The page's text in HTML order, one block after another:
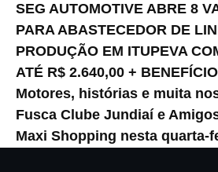
SEG AUTOMOTIVE ABRE 8
PARA ABASTECEDOR DE
PRODUÇÃO EM ITUPEVA
ATÉ R$ 2.640,00 +
Motores, histórias e muita
Fusca Clube Jundiaí e
Maxi Shopping nesta quarta-